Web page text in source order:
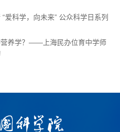
爱科学，向未来” 公众科学日系列
养学？——上海民办位育中学师